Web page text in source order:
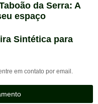
da Serra: A
espaço
Sintética para
em contato por email.